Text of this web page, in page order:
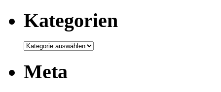
Kategorien
Kategorien
Meta